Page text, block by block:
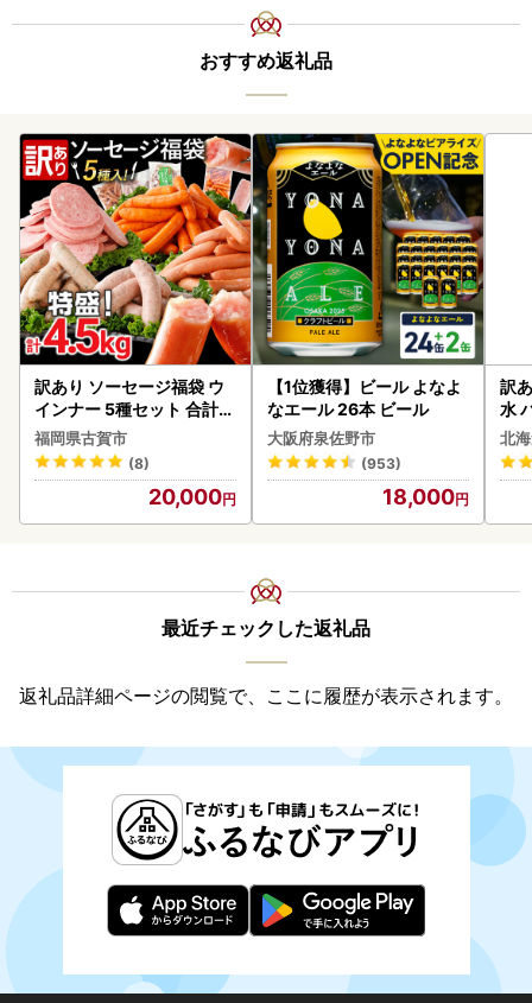
おすすめ返礼品
訳あり ソーセージ福袋 ウ
インナー 5種セット 合計4.
5kg ソーセージ
福岡県古賀市
(8)
20,000
【1位獲得】ビール よなよ
なエール 26本 ビール
大阪府泉佐野市
(953)
18,000
訳
水
ク
付
海
取
北
最近チェックした返礼品
返礼品詳細ページの閲覧で、ここに履歴が表示されます。